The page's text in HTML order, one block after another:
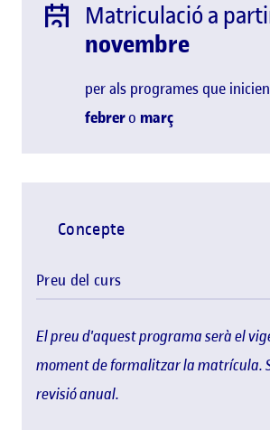
Matriculació a
novembre
per als programes que
febrero març
El preu d'aquest programa serà el
moment de formalitzar la matrícula.
revisió anual.
Concepte
Preu del curs